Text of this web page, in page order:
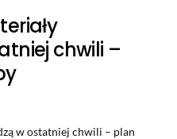
chwili –
w ostatniej chwili – plan